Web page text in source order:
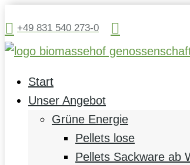
 +49 831 540 273-0 
Start
Unser Angebot
Grüne Energie
Pellets lose
Pellets Sackware ab